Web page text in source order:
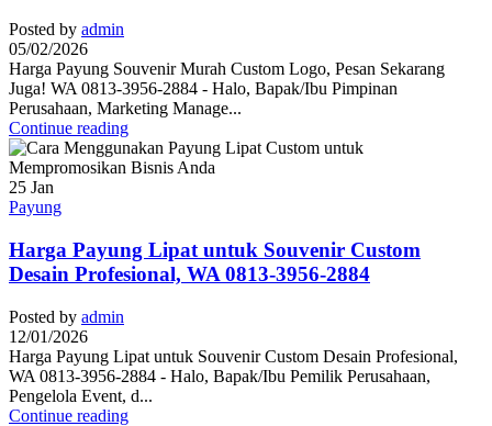
Posted by admin
05/02/2026
Harga Payung Souvenir Murah Custom Logo, Pesan Sekarang
Juga! WA 0813-3956-2884 - Halo, Bapak/Ibu Pimpinan
Perusahaan, Marketing Manage...
Continue reading
25 Jan
Payung
Harga Payung Lipat untuk Souvenir Custom
Desain Profesional, WA 0813-3956-2884
Posted by admin
12/01/2026
Harga Payung Lipat untuk Souvenir Custom Desain Profesional,
WA 0813-3956-2884 - Halo, Bapak/Ibu Pemilik Perusahaan,
Pengelola Event, d...
Continue reading